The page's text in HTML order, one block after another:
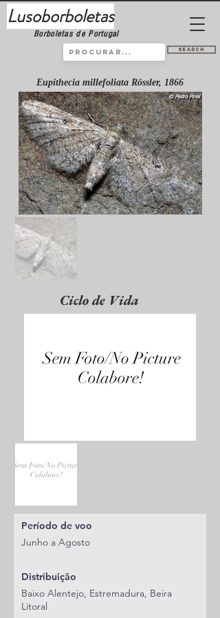
Lusoborboletas
Borboletas de Portugal
Search
Eupithecia millefoliata Rössler, 1866
Ciclo de Vida
Período de voo
Junho a Agosto
Distribuição
Baixo Alentejo, Estremadura, Beira
Litoral